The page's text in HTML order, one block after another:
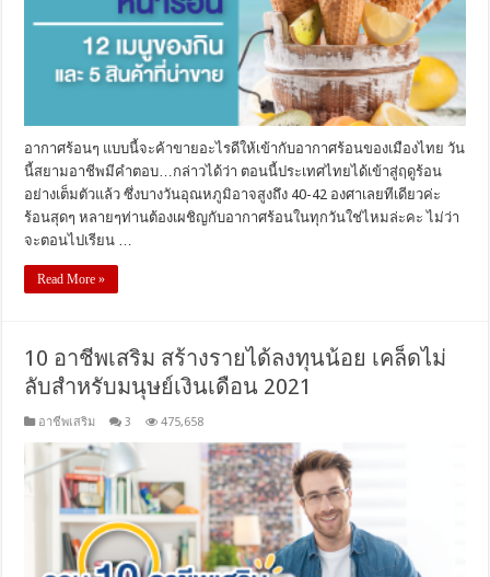
อากาศร้อนๆ แบบนี้จะค้าขายอะไรดีให้เข้ากับอากาศร้อนของเมืองไทย วัน
นี้สยามอาชีพมีคำตอบ…กล่าวได้ว่า ตอนนี้ประเทศไทยได้เข้าสู่ฤดูร้อน
อย่างเต็มตัวแล้ว ซึ่งบางวันอุณหภูมิอาจสูงถึง 40-42 องศาเลยทีเดียวค่ะ
ร้อนสุดๆ หลายๆท่านต้องเผชิญกับอากาศร้อนในทุกวันใช่ไหมล่ะคะ ไม่ว่า
จะตอนไปเรียน …
Read More »
10 อาชีพเสริม สร้างรายได้ลงทุนน้อย เคล็ดไม่
ลับสำหรับมนุษย์เงินเดือน 2021
อาชีพเสริม 3 475,658